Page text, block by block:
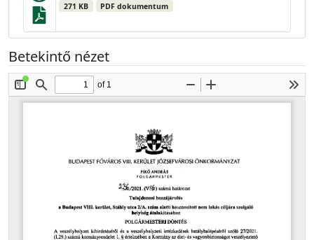
271 KB PDF dokumentum
Betekintő nézet